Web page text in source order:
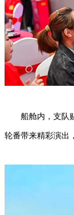
船舱内，支队贴
轮番带来精彩演出